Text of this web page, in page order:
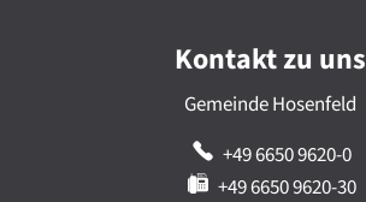
Kontakt zu uns
Gemeinde Hosenfeld
+49 6650 9620-0
+49 6650 9620-30